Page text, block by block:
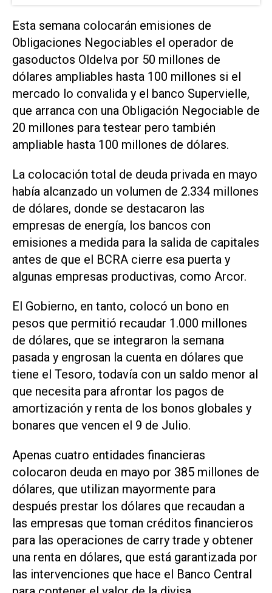
Esta semana colocarán emisiones de
Obligaciones Negociables el operador de
gasoductos Oldelva por 50 millones de
dólares ampliables hasta 100 millones si el
mercado lo convalida y el banco Supervielle,
que arranca con una Obligación Negociable de
20 millones para testear pero también
ampliable hasta 100 millones de dólares.
La colocación total de deuda privada en mayo
había alcanzado un volumen de 2.334 millones
de dólares, donde se destacaron las
empresas de energía, los bancos con
emisiones a medida para la salida de capitales
antes de que el BCRA cierre esa puerta y
algunas empresas productivas, como Arcor.
El Gobierno, en tanto, colocó un bono en
pesos que permitió recaudar 1.000 millones
de dólares, que se integraron la semana
pasada y engrosan la cuenta en dólares que
tiene el Tesoro, todavía con un saldo menor al
que necesita para afrontar los pagos de
amortización y renta de los bonos globales y
bonares que vencen el 9 de Julio.
Apenas cuatro entidades financieras
colocaron deuda en mayo por 385 millones de
dólares, que utilizan mayormente para
después prestar los dólares que recaudan a
las empresas que toman créditos financieros
para las operaciones de carry trade y obtener
una renta en dólares, que está garantizada por
las intervenciones que hace el Banco Central